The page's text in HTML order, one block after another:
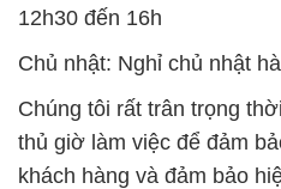
12h30 đến 16h
Chủ nhật: Nghỉ chủ nhật
Chúng tôi rất trân trọng
thủ giờ làm việc để đảm
khách hàng và đảm bảo